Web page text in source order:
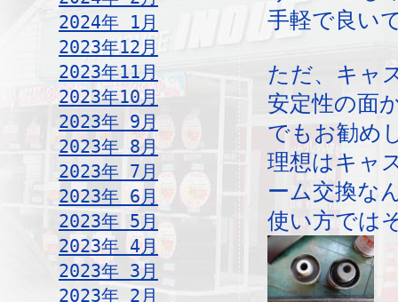
2024年 1月
2023年12月
2023年11月
2023年10月
2023年 9月
2023年 8月
2023年 7月
2023年 6月
2023年 5月
2023年 4月
2023年 3月
2023年 2月
手軽で良い
ただ、キャ
安定性の面
でもお勧め
理想はキャ
ーム交換な
使い方では